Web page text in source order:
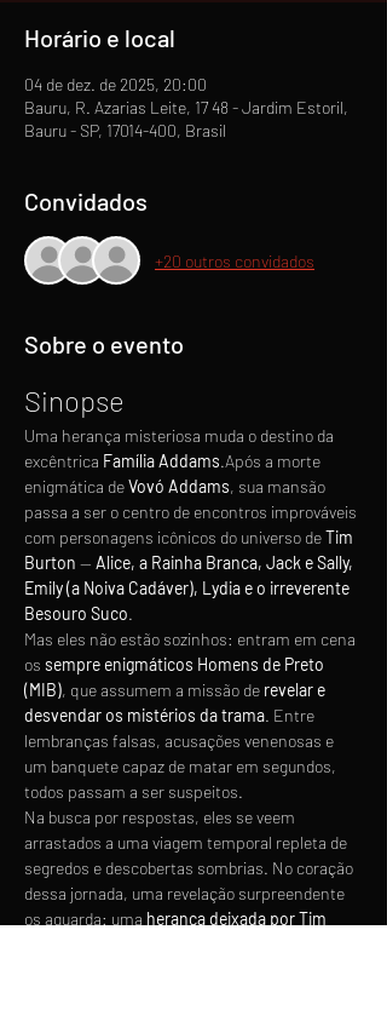
Horário e local
04 de dez. de 2025, 20:00
Bauru, R. Azarias Leite, 17 48 - Jardim Estoril,
Bauru - SP, 17014-400, Brasil
Convidados
+20 outros convidados
Sobre o evento
Sinopse
Uma herança misteriosa muda o destino da
excêntrica Família Addams.Após a morte
enigmática de Vovó Addams, sua mansão
passa a ser o centro de encontros improváveis
com personagens icônicos do universo de Tim
Burton — Alice, a Rainha Branca, Jack e Sally,
Emily (a Noiva Cadáver), Lydia e o irreverente
Besouro Suco.
Mas eles não estão sozinhos: entram em cena
os sempre enigmáticos Homens de Preto
(MIB), que assumem a missão de revelar e
desvendar os mistérios da trama. Entre
lembranças falsas, acusações venenosas e
um banquete capaz de matar em segundos,
todos passam a ser suspeitos.
Na busca por respostas, eles se veem
arrastados a uma viagem temporal repleta de
segredos e descobertas sombrias. No coração
dessa jornada, uma revelação surpreendente
os aguarda: uma herança deixada por Tim